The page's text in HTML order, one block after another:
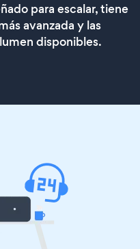
para escalar, tiene
avanzada y las
disponibles.